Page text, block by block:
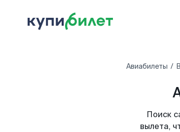
Авиабилеты
Поиск
вылета,